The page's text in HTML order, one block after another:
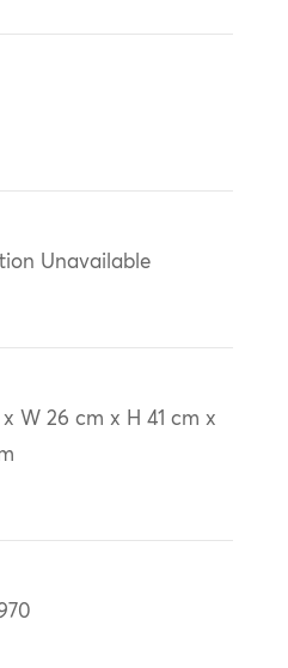
Unavailable
x W 26 cm x H 41 cm x